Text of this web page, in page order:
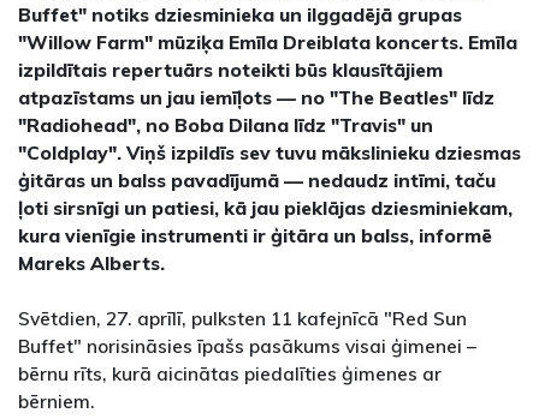
Buffet" notiks dziesminieka un ilggadējā grupas
"Willow Farm" mūziķa Emīla Dreiblata koncerts. Emīla
izpildītais repertuārs noteikti būs klausītājiem
atpazīstams un jau iemīļots — no "The Beatles" līdz
"Radiohead", no Boba Dilana līdz "Travis" un
"Coldplay". Viņš izpildīs sev tuvu mākslinieku dziesmas
ģitāras un balss pavadījumā — nedaudz intīmi, taču
ļoti sirsnīgi un patiesi, kā jau pieklājas dziesminiekam,
kura vienīgie instrumenti ir ģitāra un balss, informē
Mareks Alberts.
Svētdien, 27. aprīlī, pulksten 11 kafejnīcā "Red Sun
Buffet" norisināsies īpašs pasākums visai ģimenei –
bērnu rīts, kurā aicinātas piedalīties ģimenes ar
bērniem.